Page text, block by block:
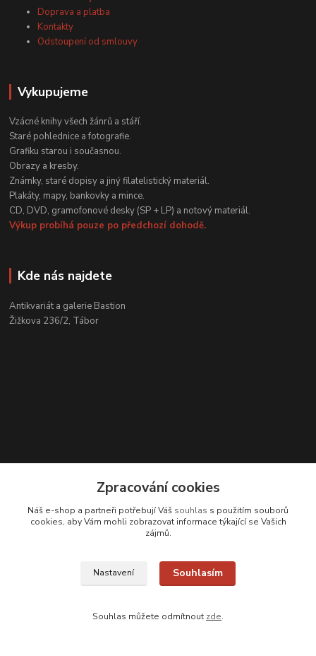
Doprava a platba
Kontakty
Odstoupení od smlouvy
Vykupujeme
Vzácné knihy všech žánrů a stáří.
Staré pohlednice a fotografie.
Grafiku starou i současnou.
Obrazy a kresby.
Známky, staré dopisy a jiný filatelistický materiál.
Plakáty, mapy, bankovky a mince.
CD, DVD, gramofonové desky (SP + LP) a notový materiál.
Výkup probíhá pouze po předchozí dohodě.
Kde nás najdete
Antikvariát a galerie Bastion
Žižkova 236/2, Tábor
Kontakty
+420 608 331 344
(Po-Pá, 11-17 hod.; So, 9-12 hod.)
info@antikvariatcz.com
Zpracování cookies
Náš e-shop a partneři potřebují Váš souhlas s použitím souborů
cookies, aby Vám mohli zobrazovat informace týkající se Vašich
zájmů.
Nastavení Souhlasím
Souhlas můžete odmítnout zde.